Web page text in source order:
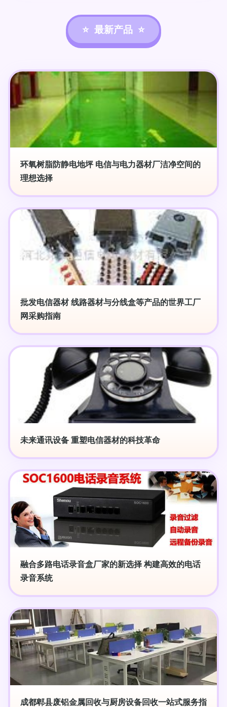
最新产品
环氧树脂防静电地坪 电信与电力器材厂洁净空间的
理想选择
批发电信器材 线路器材与分线盒等产品的世界工厂
网采购指南
未来通讯设备 重塑电信器材的科技革命
融合多路电话录音盒厂家的新选择 构建高效的电话
录音系统
成都郫县废铝金属回收与厨房设备回收一站式服务指